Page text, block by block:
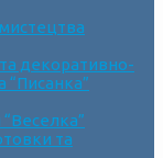
декоративно-
“Писанка”
та